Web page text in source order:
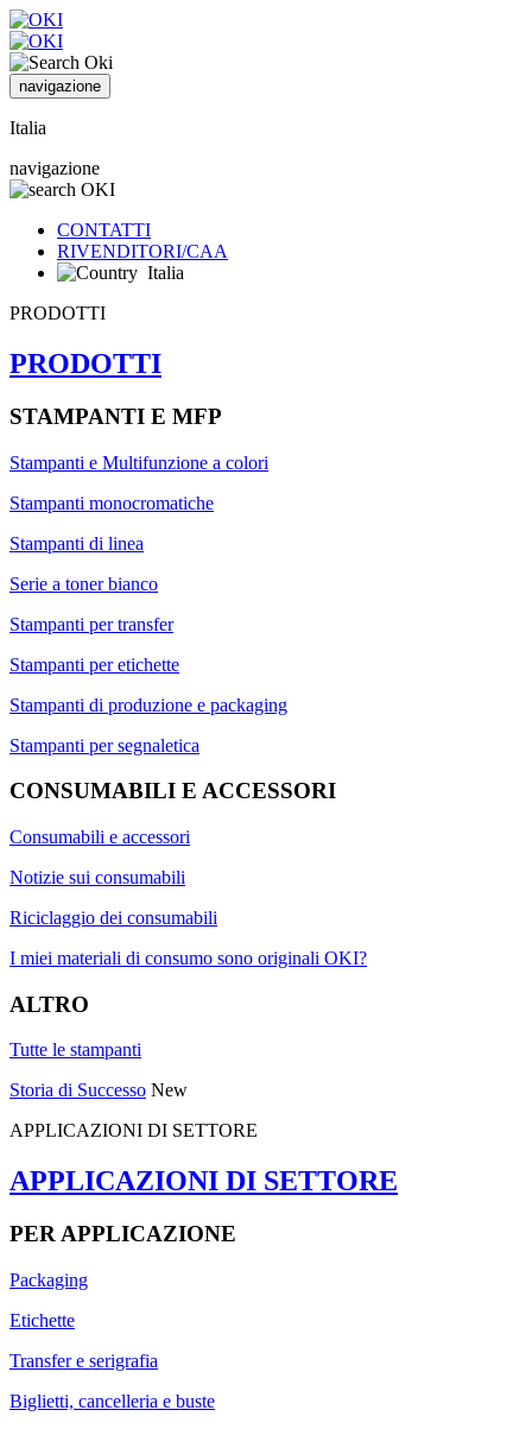
navigazione
Italia
navigazione
CONTATTI
RIVENDITORI/CAA
Italia
PRODOTTI
PRODOTTI
STAMPANTI E MFP
Stampanti e Multifunzione a colori
Stampanti monocromatiche
Stampanti di linea
Serie a toner bianco
Stampanti per transfer
Stampanti per etichette
Stampanti di produzione e packaging
Stampanti per segnaletica
CONSUMABILI E ACCESSORI
Consumabili e accessori
Notizie sui consumabili
Riciclaggio dei consumabili
I miei materiali di consumo sono originali OKI?
ALTRO
Tutte le stampanti
Storia di Successo New
APPLICAZIONI DI SETTORE
APPLICAZIONI DI SETTORE
PER APPLICAZIONE
Packaging
Etichette
Transfer e serigrafia
Biglietti, cancelleria e buste